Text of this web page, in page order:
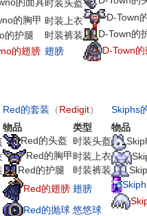
的面具时装头盔
的胸甲 时装上衣
的护腿
时装裤装
的翅膀 翅膀
D-Town
D-Town的
D-Town
Red的套装 （Redigit）
物品
类型
Red的头盔
时装头盔
Red的胸甲时装上衣
Red的护腿
时装裤装
Red的翅膀 翅膀
Red的抛球 悠悠球
Skiphs
物品